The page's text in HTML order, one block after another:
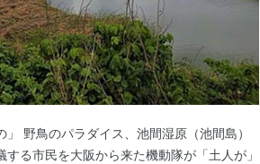
野鳥のパラダイス、池間湿原（池間島）
る市民を大阪から来た機動隊が「土人が」